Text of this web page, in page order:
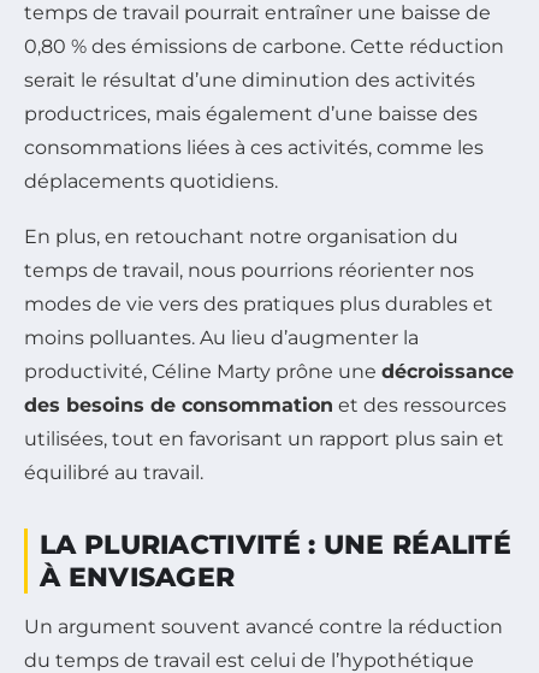
temps de travail pourrait entraîner une baisse de
0,80 % des émissions de carbone. Cette réduction
serait le résultat d’une diminution des activités
productrices, mais également d’une baisse des
consommations liées à ces activités, comme les
déplacements quotidiens.
En plus, en retouchant notre organisation du
temps de travail, nous pourrions réorienter nos
modes de vie vers des pratiques plus durables et
moins polluantes. Au lieu d’augmenter la
productivité, Céline Marty prône une décroissance
des besoins de consommation et des ressources
utilisées, tout en favorisant un rapport plus sain et
équilibré au travail.
LA PLURIACTIVITÉ : UNE RÉALITÉ
À ENVISAGER
Un argument souvent avancé contre la réduction
du temps de travail est celui de l’hypothétique